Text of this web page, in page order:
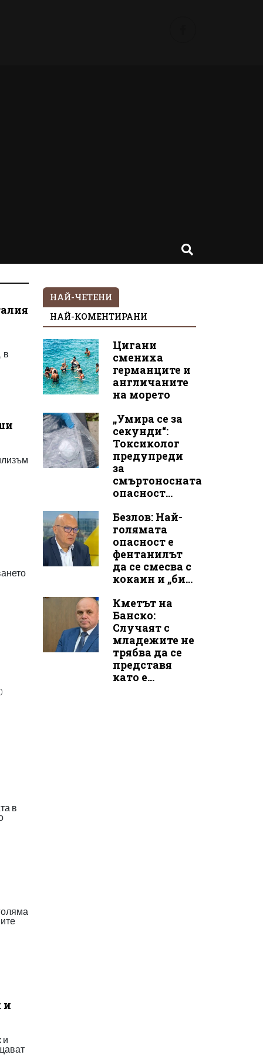
в
в
и
и
НАЙ-ЧЕТЕНИ
НАЙ-КОМЕНТИРАНИ
Цигани
смениха
германците и
англичаните
на морето
„Умира се за
секунди“:
Токсиколог
предупреди
за
смъртоносната
опасност...
Безлов: Най-
голямата
опасност е
фентанилът
да се смесва с
кокаин и „би...
Кметът на
Банско:
Случаят с
младежите не
трябва да се
представя
като е...